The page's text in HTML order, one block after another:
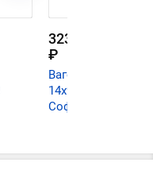
323
₽
Вагонка ель
14х96х6000мм
София